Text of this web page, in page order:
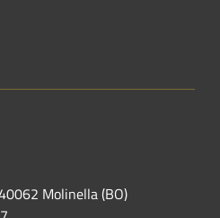
Molinella (BO)